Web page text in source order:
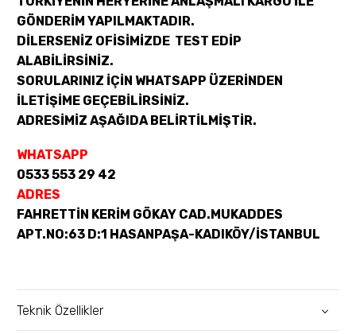
GÖNDERİM YAPILMAKTADIR.
DİLERSENİZ OFİSİMİZDE TEST EDİP
ALABİLİRSİNİZ.
SORULARINIZ İÇİN WHATSAPP ÜZERİNDEN
İLETİŞİME GEÇEBİLİRSİNİZ.
ADRESİMİZ AŞAĞIDA BELİRTİLMİŞTİR.
WHATSAPP
0533 553 29 42
ADRES
FAHRETTİN KERİM GÖKAY CAD.MUKADDES
APT.NO:63 D:1 HASANPAŞA-KADIKÖY/İSTANBUL
Teknik Özellikler